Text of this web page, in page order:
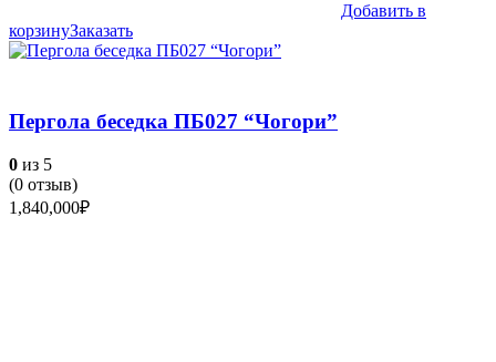
Добавить в
корзинуЗаказать
Пергола беседка ПБ027 “Чогори”
0 из 5
(0 отзыв)
1,840,000₽